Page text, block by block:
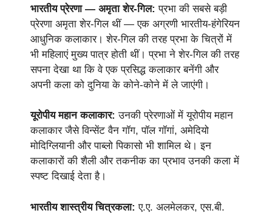
भारतीय प्रेरणा — अमृता शेर-गिल: प्रभा की सबसे बड़ी
प्रेरणा अमृता शेर-गिल थीं — एक अग्रणी भारतीय-हंगेरियन
आधुनिक कलाकार। शेर-गिल की तरह प्रभा के चित्रों में
भी महिलाएं मुख्य पात्र होती थीं। प्रभा ने शेर-गिल की तरह
सपना देखा था कि वे एक प्रसिद्ध कलाकार बनेंगी और
अपनी कला को दुनिया के कोने-कोने में ले जाएंगी।
यूरोपीय महान कलाकार: उनकी प्रेरणाओं में यूरोपीय महान
कलाकार जैसे विन्सेंट वैन गॉग, पॉल गॉगां, अमेदियो
मोदिग्लियानी और पाब्लो पिकासो भी शामिल थे। इन
कलाकारों की शैली और तकनीक का प्रभाव उनकी कला में
स्पष्ट दिखाई देता है।
भारतीय शास्त्रीय चित्रकला: ए.ए. अलमेलकर, एस.बी.